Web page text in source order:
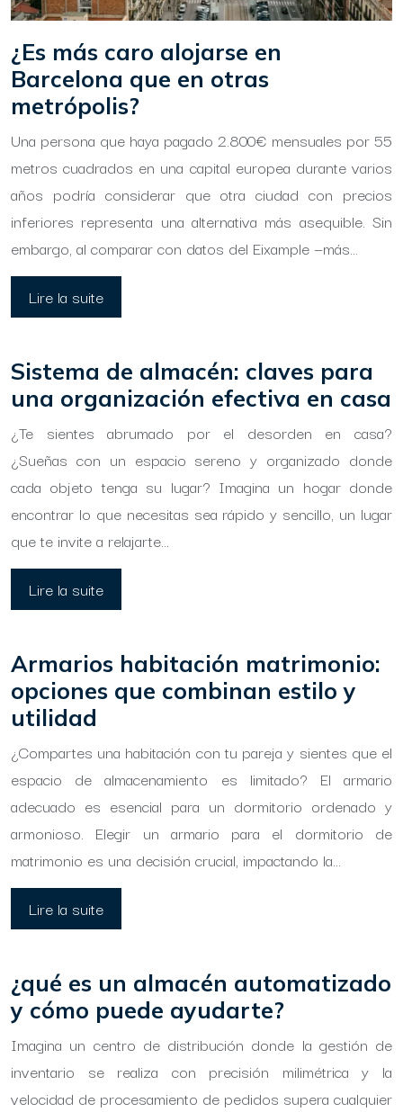
¿Es más caro alojarse en
Barcelona que en otras
metrópolis?
Una persona que haya pagado 2.800€ mensuales por 55
metros cuadrados en una capital europea durante varios
años podría considerar que otra ciudad con precios
inferiores representa una alternativa más asequible. Sin
embargo, al comparar con datos del Eixample —más…
Lire la suite
Sistema de almacén: claves para
una organización efectiva en casa
¿Te sientes abrumado por el desorden en casa?
¿Sueñas con un espacio sereno y organizado donde
cada objeto tenga su lugar? Imagina un hogar donde
encontrar lo que necesitas sea rápido y sencillo, un lugar
que te invite a relajarte…
Lire la suite
Armarios habitación matrimonio:
opciones que combinan estilo y
utilidad
¿Compartes una habitación con tu pareja y sientes que el
espacio de almacenamiento es limitado? El armario
adecuado es esencial para un dormitorio ordenado y
armonioso. Elegir un armario para el dormitorio de
matrimonio es una decisión crucial, impactando la…
Lire la suite
¿qué es un almacén automatizado
y cómo puede ayudarte?
Imagina un centro de distribución donde la gestión de
inventario se realiza con precisión milimétrica y la
velocidad de procesamiento de pedidos supera cualquier